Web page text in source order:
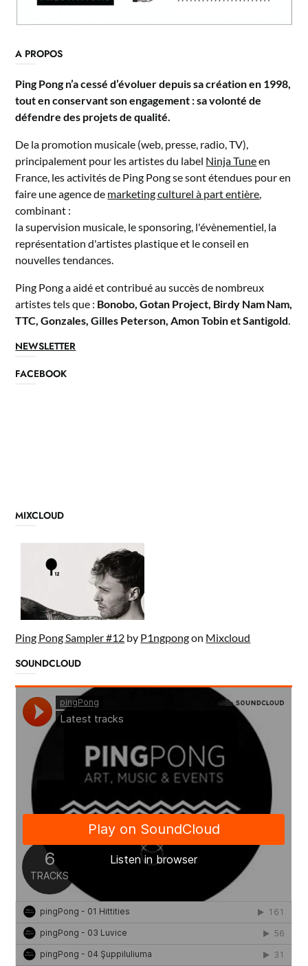
A PROPOS
Ping Pong n’a cessé d’évoluer depuis sa création en 1998,
tout en conservant son engagement : sa volonté de
défendre des projets de qualité.
De la promotion musicale (web, presse, radio, TV),
principalement pour les artistes du label Ninja Tuneen
France, les activités de Ping Pong se sont étendues pour en
faire une agence de marketing culturel à part entière
combinant :
la supervision musicale, le sponsoring, l'évènementiel, la
représentation d'artistes plastique et le conseil en
nouvelles tendances.
Ping Pong a aidé et contribué au succès de nombreux
artistes tels que : Bonobo, Gotan Project, Birdy Nam Nam,
TTC, Gonzales, Gilles Peterson, Amon Tobin et Santigold
NEWSLETTER
FACEBOOK
MIXCLOUD
Ping Pong Sampler #12 by P1ngpongon Mixcloud
SOUNDCLOUD